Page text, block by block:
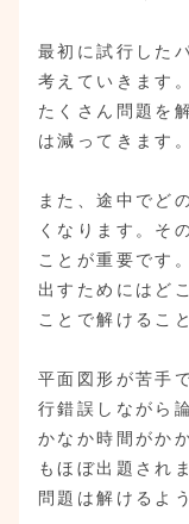
最初に試行した
考えていきます。
たくさん問題を
は減ってきます。
また、途中でど
くなります。そ
ことが重要です
出すためにはど
ことで解けるこ
平面図形が苦手
行錯誤しながら
かなか時間がか
もほぼ出題され
問題は解けるよ